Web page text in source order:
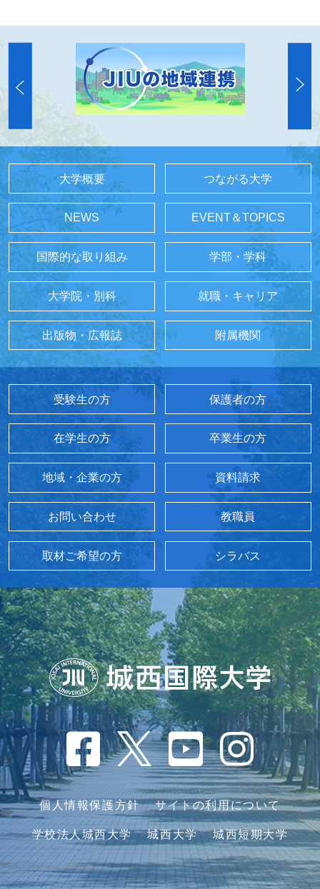
大学概要 つながる大学
NEWS EVENT＆TOPICS
国際的な取り組み 学部・学科
大学院・別科 就職・キャリア
出版物・広報誌 附属機関
受験生の方 保護者の方
在学生の方 卒業生の方
地域・企業の方 資料請求
お問い合わせ 教職員
取材ご希望の方 シラバス
個人情報保護方針 サイトの利用について
学校法人城西大学 城西大学 城西短期大学